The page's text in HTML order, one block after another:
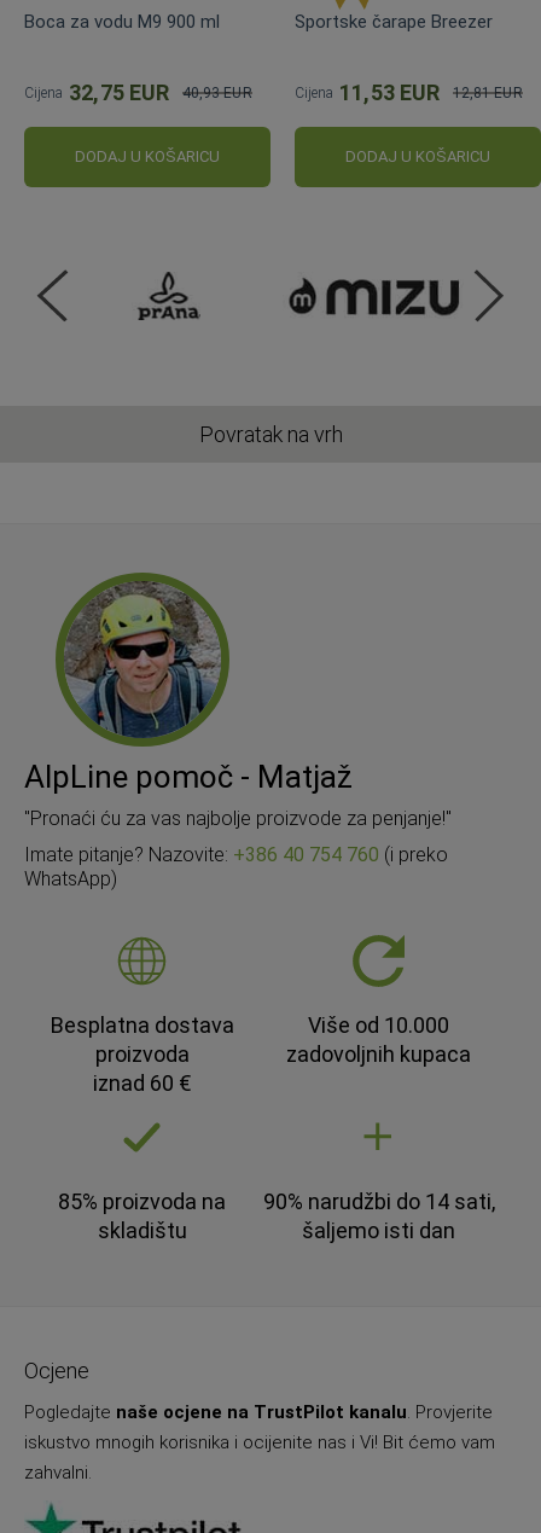
Boca za vodu M9 900 ml
Cijena 32,75 EUR
cijena
40,93 EUR
DODAJ U KOŠARICU
Sportske čarape Breezer
Cijena 11,53 EUR
cijena
12,81 EUR
DODAJ U KOŠARICU
Povratak na vrh
AlpLine pomoč - Matjaž
"Pronaći ću za vas najbolje proizvode za penjanje!"
Imate pitanje? Nazovite: +386 40 754 760 (i preko
WhatsApp)
Besplatna dostava
proizvoda
iznad 60 €
Više od 10.000
zadovoljnih kupaca
85% proizvoda na
skladištu
90% narudžbi do 14 sati,
šaljemo isti dan
Ocjene
Pogledajte naše ocjene na TrustPilot kanalu. Provjerite
iskustvo mnogih korisnika i ocijenite nas i Vi! Bit ćemo vam
zahvalni.